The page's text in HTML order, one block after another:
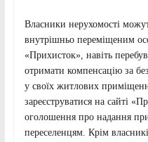
Власники нерухомості
внутрішньо переміщеним
«Прихисток», навіть
отримати компенсацію за
у своїх житлових
зареєструватися на сайті
оголошення про надання
переселенцям. Крім